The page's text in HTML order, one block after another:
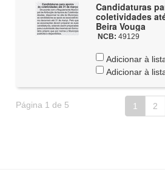
Candidaturas
coletividades
Beira Vouga
NCB: 49129
Adicionar à
Adicionar à
Página 1 de 5 1 2